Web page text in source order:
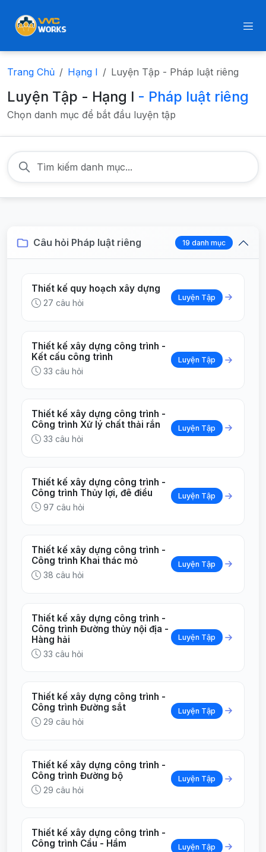
Trang Chủ Hạng I Luyện Tập - Pháp luật riêng
Luyện Tập - Hạng I - Pháp luật riêng
Chọn danh mục để bắt đầu luyện tập
Câu hỏi Pháp luật riêng 19 danh mục
Thiết kế quy hoạch xây dựng
27 câu hỏi
Luyện Tập
Thiết kế xây dựng công trình -
Kết cấu công trình
33 câu hỏi
Luyện Tập
Thiết kế xây dựng công trình -
Công trình Xử lý chất thải rắn
33 câu hỏi
Luyện Tập
Thiết kế xây dựng công trình -
Công trình Thủy lợi, đê điều
97 câu hỏi
Luyện Tập
Thiết kế xây dựng công trình -
Công trình Khai thác mỏ
38 câu hỏi
Luyện Tập
Thiết kế xây dựng công trình -
Công trình Đường thủy nội địa -
Hàng hải
33 câu hỏi
Luyện Tập
Thiết kế xây dựng công trình -
Công trình Đường sắt
29 câu hỏi
Luyện Tập
Thiết kế xây dựng công trình -
Công trình Đường bộ
29 câu hỏi
Luyện Tập
Thiết kế xây dựng công trình -
Công trình Cầu - Hầm
Luyện Tập